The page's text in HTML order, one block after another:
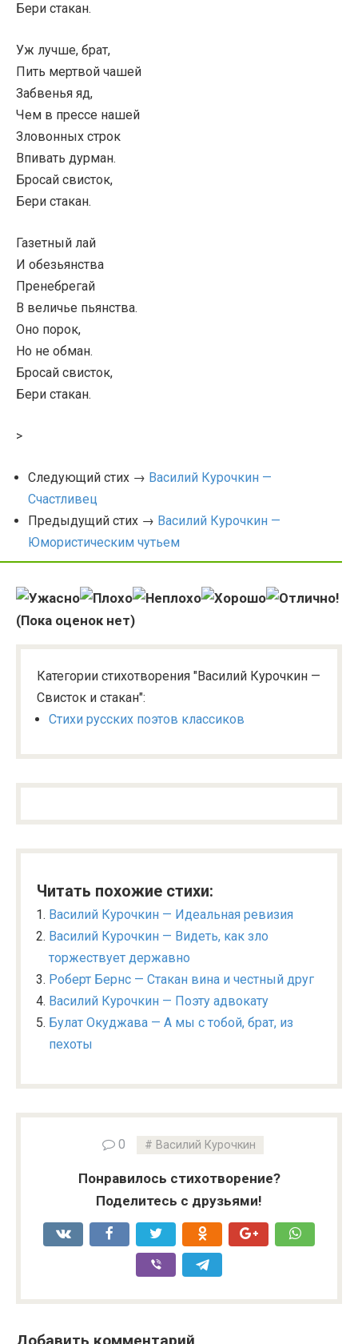
Бери стакан.
Уж лучше, брат,
Пить мертвой чашей
Забвенья яд,
Чем в прессе нашей
Зловонных строк
Впивать дурман.
Бросай свисток,
Бери стакан.
Газетный лай
И обезьянства
Пренебрегай
В величье пьянства.
Оно порок,
Но не обман.
Бросай свисток,
Бери стакан.
>
Следующий стих → Василий Курочкин —
Счастливец
Предыдущий стих → Василий Курочкин —
Юмористическим чутьем
(Пока оценок нет)
Категории стихотворения "Василий Курочкин —
Свисток и стакан":
Стихи русских поэтов классиков
Читать похожие стихи:
Василий Курочкин — Идеальная ревизия
Василий Курочкин — Видеть, как зло
торжествует державно
Роберт Бернс — Стакан вина и честный друг
Василий Курочкин — Поэту адвокату
Булат Окуджава — А мы с тобой, брат, из
пехоты
0 Василий Курочкин
Понравилось стихотворение?
Поделитесь с друзьями!